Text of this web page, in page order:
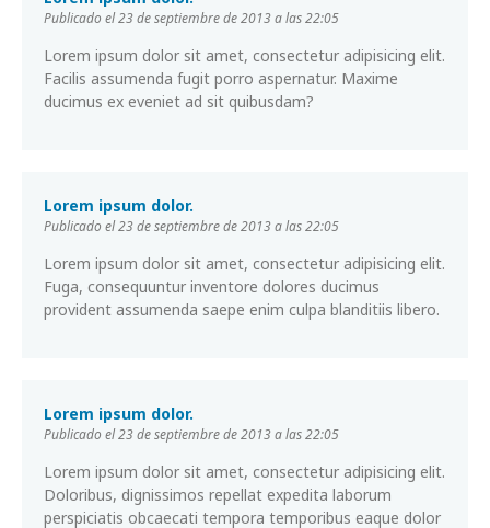
Publicado el 23 de septiembre de 2013 a las 22:05
Lorem ipsum dolor sit amet, consectetur adipisicing elit.
Facilis assumenda fugit porro aspernatur. Maxime
ducimus ex eveniet ad sit quibusdam?
Lorem ipsum dolor.
Publicado el 23 de septiembre de 2013 a las 22:05
Lorem ipsum dolor sit amet, consectetur adipisicing elit.
Fuga, consequuntur inventore dolores ducimus
provident assumenda saepe enim culpa blanditiis libero.
Lorem ipsum dolor.
Publicado el 23 de septiembre de 2013 a las 22:05
Lorem ipsum dolor sit amet, consectetur adipisicing elit.
Doloribus, dignissimos repellat expedita laborum
perspiciatis obcaecati tempora temporibus eaque dolor